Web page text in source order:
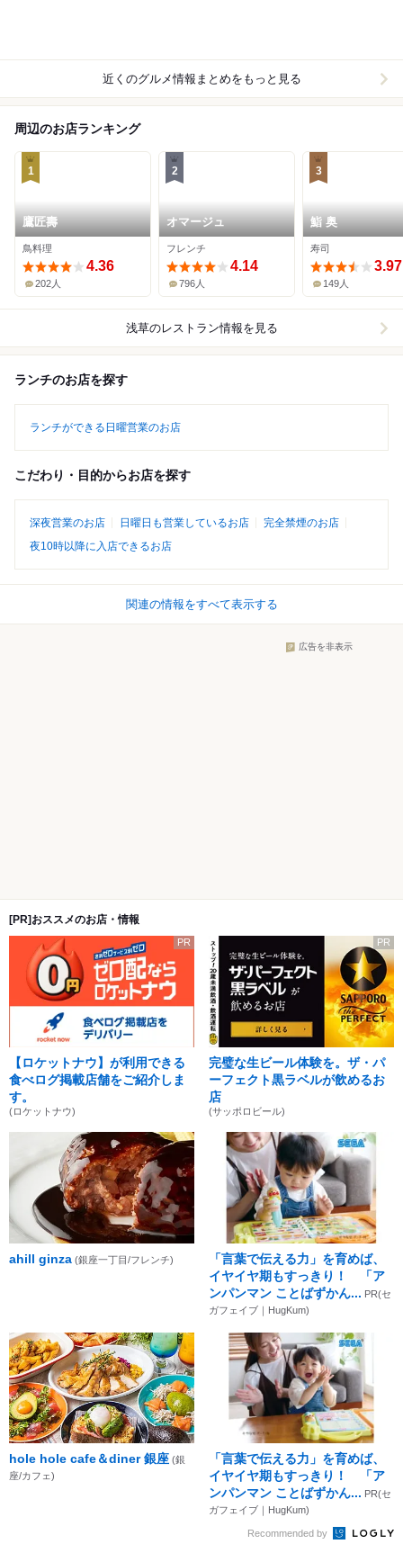
近くのグルメ情報まとめをもっと見る
周辺のお店ランキング
1
鷹匠壽
鳥料理
4.36
202人
2
オマージュ
フレンチ
4.14
796人
3
鮨 奥
寿司
3.97
149人
浅草のレストラン情報を見る
ランチのお店を探す
ランチができる日曜営業のお店
こだわり・目的からお店を探す
深夜営業のお店 日曜日も営業しているお店
完全禁煙のお店
夜10時以降に入店できるお店
関連の情報をすべて表示する
広告を非表示
[PR]おススメのお店・情報
PR
【ロケットナウ】が利用できる
食べログ掲載店舗をご紹介しま
す。
(ロケットナウ)
PR
完璧な生ビール体験を。ザ・パ
ーフェクト黒ラベルが飲めるお
店
(サッポロビール)
ahill ginza (銀座一丁目/フレンチ)
「言葉で伝える力」を育めば、
イヤイヤ期もすっきり！ 「ア
ンパンマン ことばずかん... PR(セ
ガフェイブ｜HugKum)
hole hole cafe＆diner 銀座 (銀
座/カフェ)
「言葉で伝える力」を育めば、
イヤイヤ期もすっきり！ 「ア
ンパンマン ことばずかん... PR(セ
ガフェイブ｜HugKum)
Recommended by